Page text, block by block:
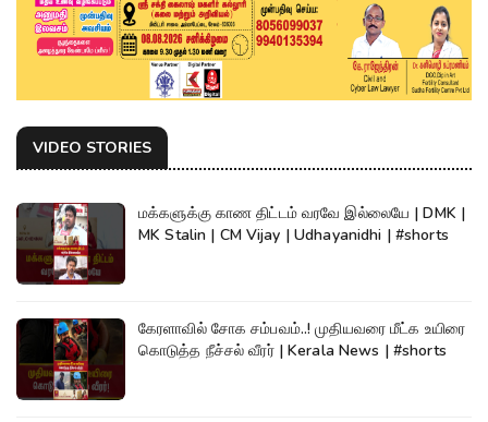
VIDEO STORIES
மக்களுக்கு காண திட்டம் வரவே இல்லையே | DMK |
MK Stalin | CM Vijay | Udhayanidhi | #shorts
கேரளாவில் சோக சம்பவம்..! முதியவரை மீட்க உயிரை
கொடுத்த நீச்சல் வீரர் | Kerala News | #shorts